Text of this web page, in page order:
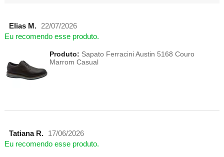
Elias M.
22/07/2026
Eu recomendo esse produto.
Produto: Sapato Ferracini Austin 5168 Couro
Marrom Casual
Tatiana R.
17/06/2026
Eu recomendo esse produto.